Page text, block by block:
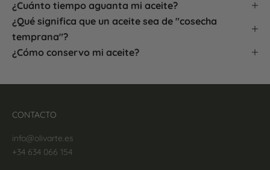
¿Cuánto tiempo aguanta mi aceite?
¿Qué significa que un aceite sea de "cosecha
temprana"?
¿Cómo conservo mi aceite?
CONTACTO
info@olivarte.es
+34 634 066 154